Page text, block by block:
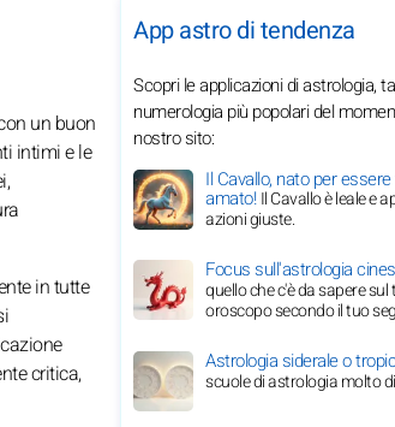
un buon
intimi e le
in tutte
critica,
App astro di tendenza
Scopri le applicazioni di astrologia,
numerologia più popolari del
nostro sito:
Il Cavallo, nato per
amato!Il Cavallo è leale e
azioni giuste.
Focus sull'astrologia
quello che c'è da sapere sul
oroscopo secondo il tuo
Astrologia siderale o
scuole di astrologia molto